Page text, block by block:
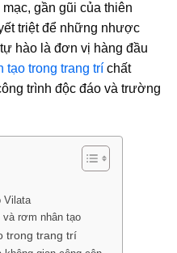
gần gũi của thiên
triệt để những nhược
hào là đơn vị hàng đầu
tạo trong trang trí chất
trình độc đáo và trường
Vilata
rơm nhân tạo
trong trang trí